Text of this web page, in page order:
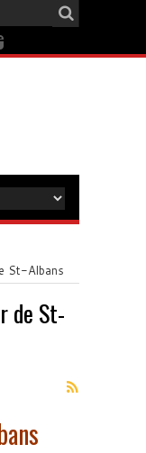
St-Albans
de St-